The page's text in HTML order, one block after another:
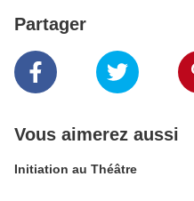
Partager
Vous aimerez aussi
Initiation au Théâtre